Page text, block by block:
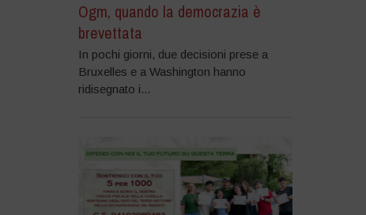
Ogm, quando la democrazia è
brevettata
In pochi giorni, due decisioni prese a
Bruxelles e a Washington hanno
ridisegnato i...